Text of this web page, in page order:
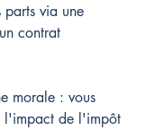
parts via une
contrat
morale : vous
l'impact de l'impôt